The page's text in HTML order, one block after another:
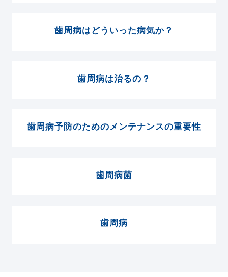
歯周病はどういった病気か？
歯周病は治るの？
歯周病予防のためのメンテナンスの重要性
歯周病菌
歯周病